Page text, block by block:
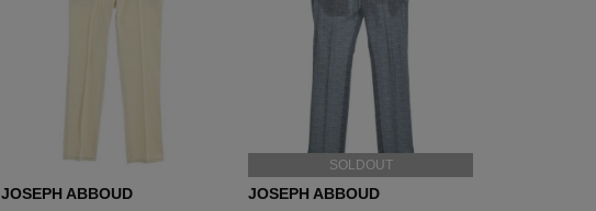
JOSEPH ABBOUD
SOLDOUT
JOSEPH ABBOUD